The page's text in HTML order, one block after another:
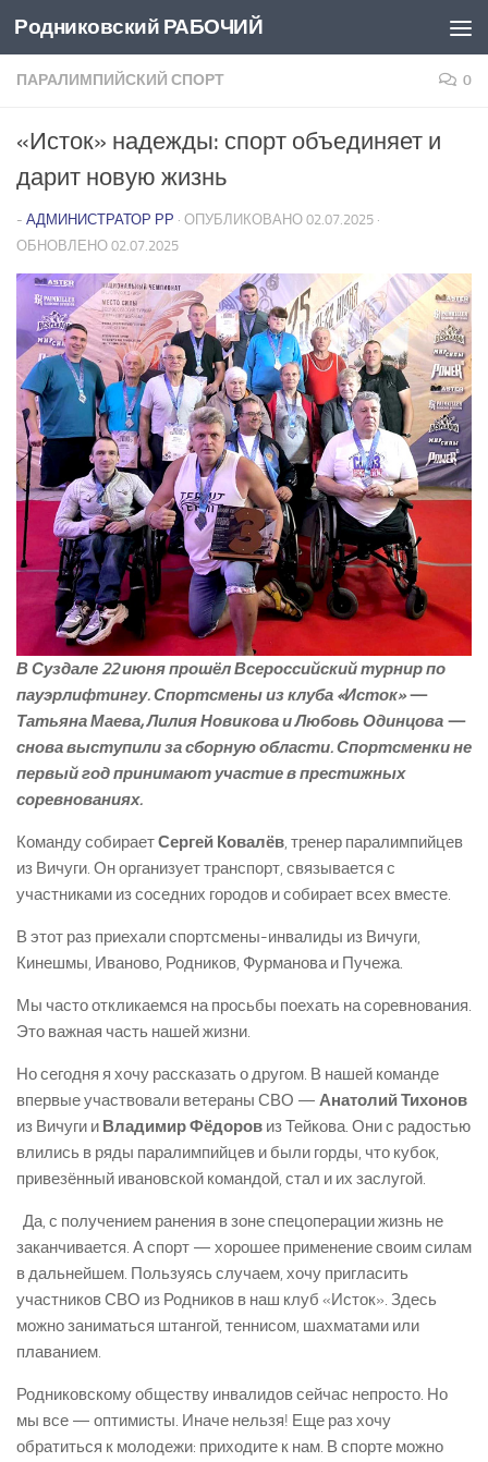
Перейти к содержимому
Родниковский РАБОЧИЙ
ПАРАЛИМПИЙСКИЙ СПОРТ 0
«Исток» надежды: спорт объединяет и
дарит новую жизнь
- АДМИНИСТРАТОР РР · ОПУБЛИКОВАНО 02.07.2025 ·
ОБНОВЛЕНО 02.07.2025
В Суздале 22 июня прошёл Всероссийский турнир по
пауэрлифтингу. Спортсмены из клуба «Исток» —
Татьяна Маева, Лилия Новикова и Любовь Одинцова —
снова выступили за сборную области. Спортсменки не
первый год принимают участие в престижных
соревнованиях.
Команду собираетСергей Ковалёв, тренер паралимпийцев
из Вичуги. Он организует транспорт, связывается с
участниками из соседних городов и собирает всех вместе.
В этот раз приехали спортсмены-­инвалиды из Вичуги,
Кинешмы, Иваново, Родников, Фурманова и Пучежа.
Мы часто откликаемся на просьбы поехать на соревнования.
Это важная часть нашей жизни.
Но сегодня я хочу рассказать о другом. В нашей команде
впервые участвовали ветераны СВО — Анатолий Тихонов
из Вичуги и Владимир Фёдоров из Тейкова. Они с радостью
влились в ряды паралимпийцев и были горды, что кубок,
привезённый ивановской командой, стал и их заслугой.
Да, с получением ранения в зоне спецоперации жизнь не
заканчивается. А спорт — хорошее применение своим силам
в дальнейшем. Пользуясь случаем, хочу пригласить
участников СВО из Родников в наш клуб «Исток». Здесь
можно заниматься штангой, теннисом, шахматами или
плаванием.
Родниковскому обществу инвалидов сейчас непросто. Но
мы все — оптимисты. Иначе нельзя! Еще раз хочу
обратиться к молодежи: приходите к нам. В спорте можно